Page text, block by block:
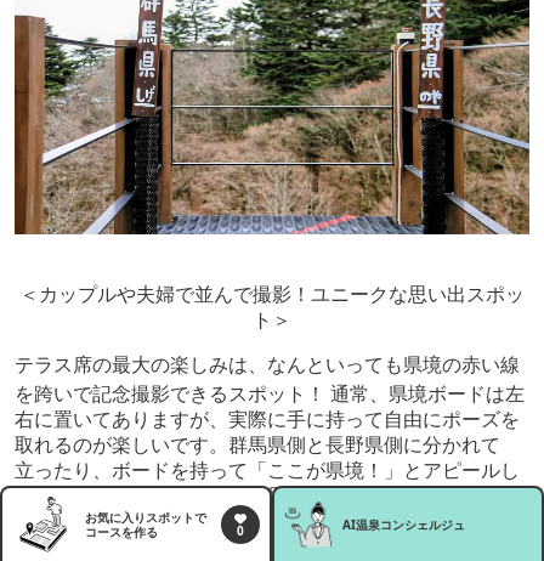
＜カップルや夫婦で並んで撮影！ユニークな思い出スポッ
ト＞
テラス席の最大の楽しみは、なんといっても県境の赤い線
を跨いで記念撮影できるスポット！
通常、県境ボードは左
右に置いてありますが、実際に手に持って自由にポーズを
取れるのが楽しいです。群馬県側と長野県側に分かれて
立ったり、ボードを持って「ここが県境！」とアピールし
たりするだけで、ユニークで思い出に残る写真が撮れま
す。カップルや夫婦で並んで撮影する姿を見かけました
が、すごく楽しそうに撮影していたのが印象的でした。
お気に入りスポットで
コースを作る
0 AI温泉コンシェルジュ